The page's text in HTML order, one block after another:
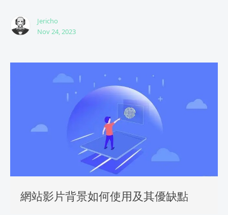
Jericho
Nov 24, 2023
網站影片背景如何使用及其優缺點